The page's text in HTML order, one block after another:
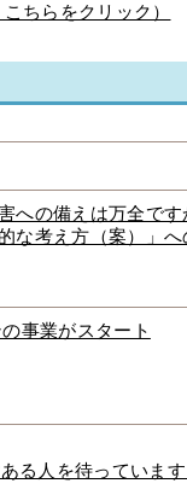
ちらをクリック）
への備えは万全です
な考え方（案）」へ
事業がスタート
人を待っています